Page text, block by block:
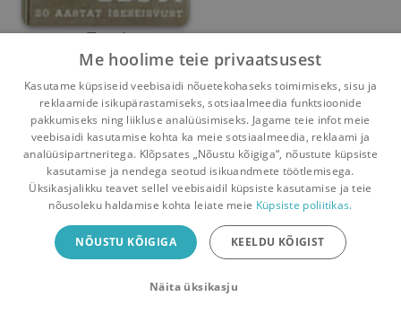
Eesti
Koit Raud,Bernhard Linde ,Valter Soo,Eduard Laaman,
Umbes 4 aastattagasi
Pealehele Ostukorv Sõnumid Teated Konto
Raamatuvahetuse mobiiliäpp
Vaheta raamatuid veelgi mugavamalt!
Me hoolime teie privaatsusest
Kasutame küpsiseid veebisaidi nõuetekohaseks toimimiseks, sisu ja
reklaamide isikupärastamiseks, sotsiaalmeedia funktsioonide
pakkumiseks ning liikluse analüüsimiseks. Jagame teie infot meie
veebisaidi kasutamise kohta ka meie sotsiaalmeedia, reklaami ja
analüüsipartneritega. Klõpsates „Nõustu kõigiga“, nõustute küpsiste
kasutamise ja nendega seotud isikuandmete töötlemisega.
Üksikasjalikku teavet sellel veebisaidil küpsiste kasutamise ja teie
nõusoleku haldamise kohta leiate meie Küpsiste poliitikas.
NÕUSTU KÕIGIGA KEELDU KÕIGIST
Näita üksikasju